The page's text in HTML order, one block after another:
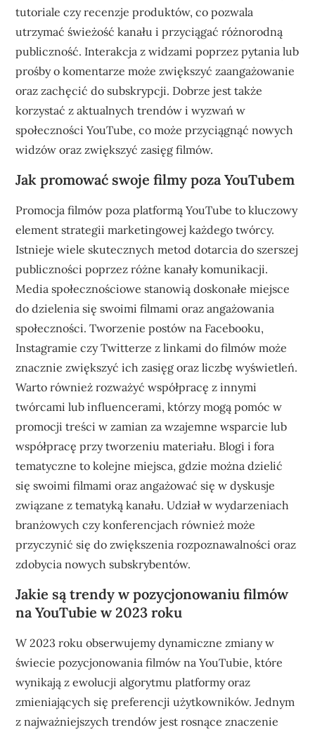
tutoriale czy recenzje produktów, co pozwala
utrzymać świeżość kanału i przyciągać różnorodną
publiczność. Interakcja z widzami poprzez pytania lub
prośby o komentarze może zwiększyć zaangażowanie
oraz zachęcić do subskrypcji. Dobrze jest także
korzystać z aktualnych trendów i wyzwań w
społeczności YouTube, co może przyciągnąć nowych
widzów oraz zwiększyć zasięg filmów.
Jak promować swoje filmy poza YouTubem
Promocja filmów poza platformą YouTube to kluczowy
element strategii marketingowej każdego twórcy.
Istnieje wiele skutecznych metod dotarcia do szerszej
publiczności poprzez różne kanały komunikacji.
Media społecznościowe stanowią doskonałe miejsce
do dzielenia się swoimi filmami oraz angażowania
społeczności. Tworzenie postów na Facebooku,
Instagramie czy Twitterze z linkami do filmów może
znacznie zwiększyć ich zasięg oraz liczbę wyświetleń.
Warto również rozważyć współpracę z innymi
twórcami lub influencerami, którzy mogą pomóc w
promocji treści w zamian za wzajemne wsparcie lub
współpracę przy tworzeniu materiału. Blogi i fora
tematyczne to kolejne miejsca, gdzie można dzielić
się swoimi filmami oraz angażować się w dyskusje
związane z tematyką kanału. Udział w wydarzeniach
branżowych czy konferencjach również może
przyczynić się do zwiększenia rozpoznawalności oraz
zdobycia nowych subskrybentów.
Jakie są trendy w pozycjonowaniu filmów
na YouTubie w 2023 roku
W 2023 roku obserwujemy dynamiczne zmiany w
świecie pozycjonowania filmów na YouTubie, które
wynikają z ewolucji algorytmu platformy oraz
zmieniających się preferencji użytkowników. Jednym
z najważniejszych trendów jest rosnące znaczenie